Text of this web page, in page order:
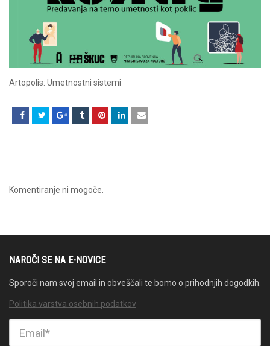
Artopolis: Umetnostni sistemi
Komentiranje ni mogoče.
NAROČI SE NA E-NOVICE
Sporoči nam svoj email in obveščali te bomo o prihodnjih dogodkih.
Politika varstva osebnih podatkov